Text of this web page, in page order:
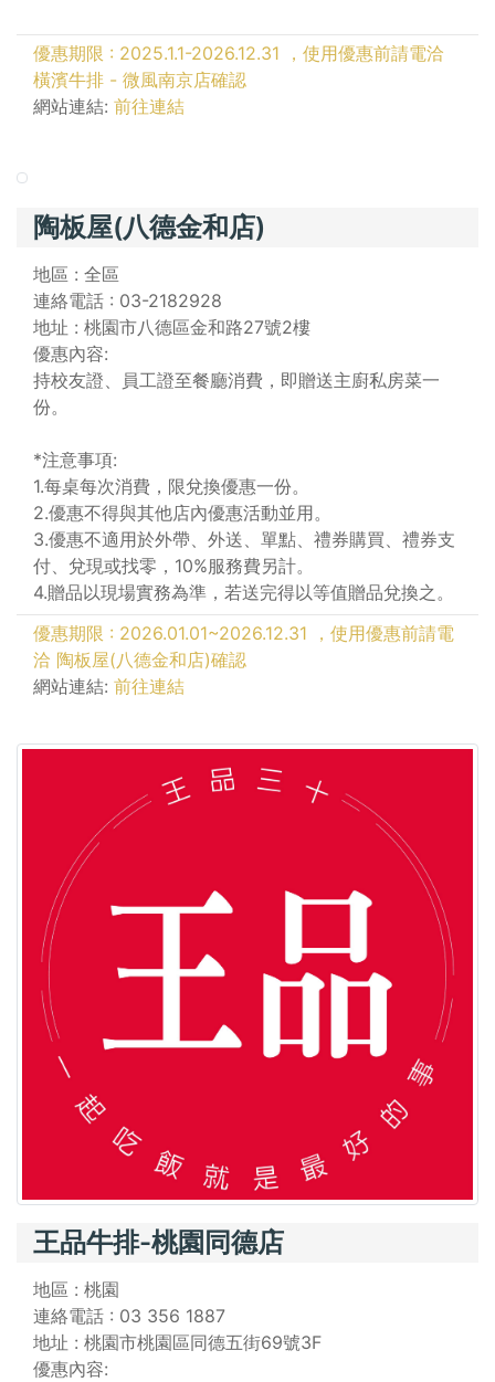
優惠期限 : 2025.1.1-2026.12.31 ，使用優惠前請電洽
橫濱牛排 - 微風南京店確認
網站連結: 前往連結
陶板屋(八德金和店)
地區 : 全區
連絡電話 : 03-2182928
地址 : 桃園市八德區金和路27號2樓
優惠內容:
持校友證、員工證至餐廳消費，即贈送主廚私房菜一
份。
*注意事項:
1.每桌每次消費，限兌換優惠一份。
2.優惠不得與其他店內優惠活動並用。
3.優惠不適用於外帶、外送、單點、禮券購買、禮券支
付、兌現或找零，10%服務費另計。
4.贈品以現場實務為準，若送完得以等值贈品兌換之。
優惠期限 : 2026.01.01~2026.12.31 ，使用優惠前請電
洽 陶板屋(八德金和店)確認
網站連結: 前往連結
王品牛排-桃園同德店
地區 : 桃園
連絡電話 : 03 356 1887
地址 : 桃園市桃園區同德五街69號3F
優惠內容: